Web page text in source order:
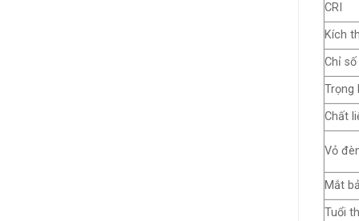
CRI
Kích
Chỉ
Trọng
Chất
Vỏ
Mắt
Tuổi